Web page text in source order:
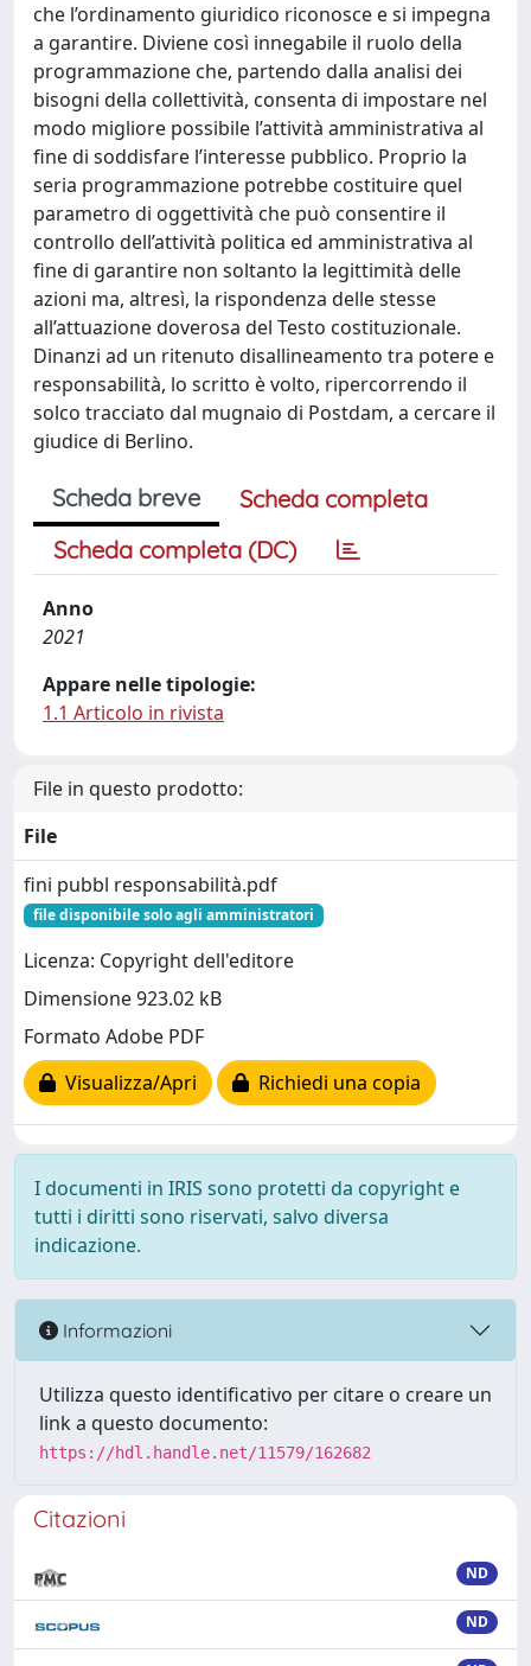
che l’ordinamento giuridico riconosce e si impegna
a garantire. Diviene così innegabile il ruolo della
programmazione che, partendo dalla analisi dei
bisogni della collettività, consenta di impostare nel
modo migliore possibile l’attività amministrativa al
fine di soddisfare l’interesse pubblico. Proprio la
seria programmazione potrebbe costituire quel
parametro di oggettività che può consentire il
controllo dell’attività politica ed amministrativa al
fine di garantire non soltanto la legittimità delle
azioni ma, altresì, la rispondenza delle stesse
all’attuazione doverosa del Testo costituzionale.
Dinanzi ad un ritenuto disallineamento tra potere e
responsabilità, lo scritto è volto, ripercorrendo il
solco tracciato dal mugnaio di Postdam, a cercare il
giudice di Berlino.
Scheda breve
Scheda completa
Scheda completa (DC)
Anno
2021
Appare nelle tipologie:
1.1 Articolo in rivista
File in questo prodotto:
File
fini pubbl responsabilità.pdf
file disponibile solo agli amministratori
Licenza: Copyright dell'editore
Dimensione 923.02 kB
Formato Adobe PDF
Visualizza/Apri
Richiedi una copia
I documenti in IRIS sono protetti da copyright e
tutti i diritti sono riservati, salvo diversa
indicazione.
Informazioni
Utilizza questo identificativo per citare o creare un
link a questo documento:
https://hdl.handle.net/11579/162682
Citazioni
ND
ND